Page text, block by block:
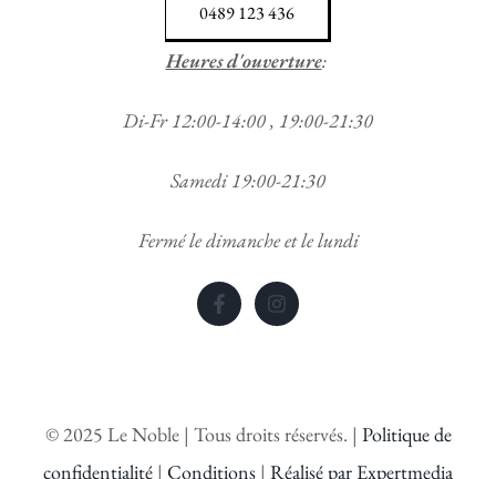
0489 123 436
Heures d'ouverture:
Di-Fr 12:00-14:00 , 19:00-21:30
Samedi 19:00-21:30
Fermé le dimanche et le lundi
©2025 Le Noble | Tous droits réservés. | Politique de
confidentialité | Conditions | Réalisé par Expertmedia